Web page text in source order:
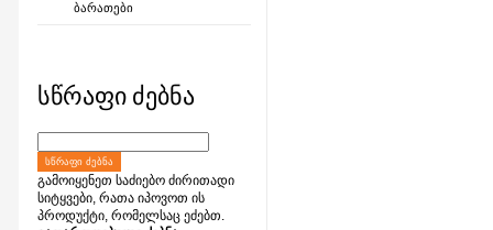
ᲑᲐᲠᲐᲗᲔᲑᲘ
სწრაფი ძებნა
ᲡᲬᲠᲐᲤᲘ ᲫᲔᲑᲜᲐ
გამოიყენეთ საძიებო ძირითადი
სიტყვები, რათა იპოვოთ ის
პროდუქტი, რომელსაც ეძებთ.